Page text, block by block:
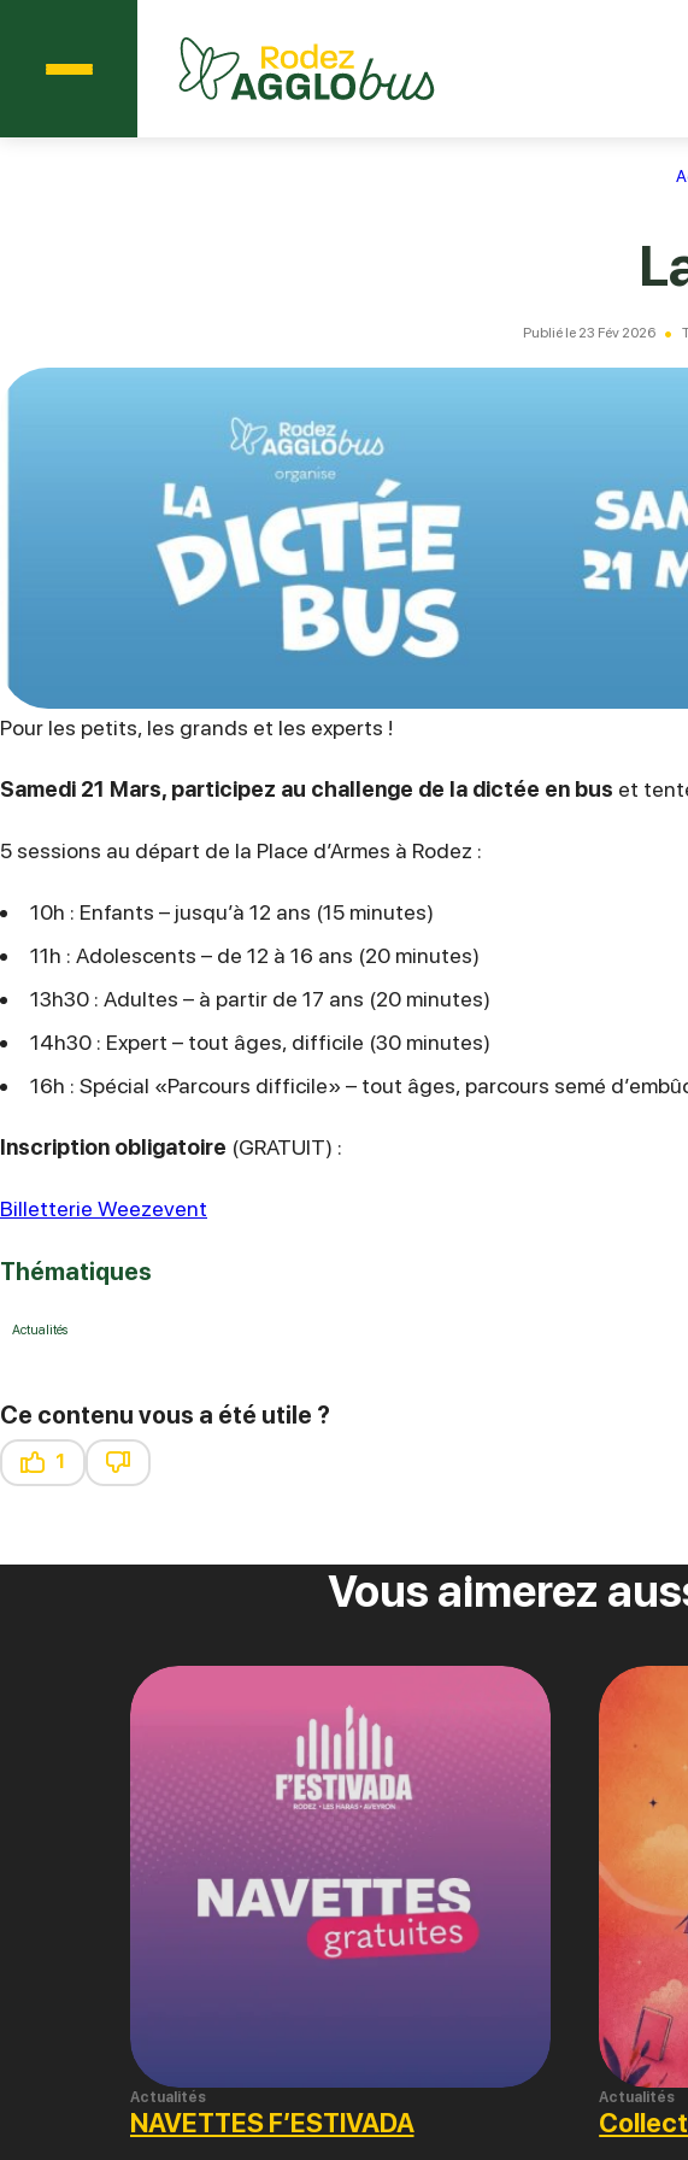
Publié le 23 Fév 2026
Pour les petits, les grands et les experts !
Samedi 21 Mars, participez au challenge de la dictée en bus et
5 sessions au départ de la Place d’Armes à Rodez :
10h : Enfants – jusqu’à 12 ans (15 minutes)
11h : Adolescents – de 12 à 16 ans (20 minutes)
13h30 : Adultes – à partir de 17 ans (20 minutes)
14h30 : Expert – tout âges, difficile (30 minutes)
16h : Spécial «Parcours difficile» – tout âges, parcours semé
Inscription obligatoire (GRATUIT) :
Billetterie Weezevent
Thématiques
Actualités
Ce contenu vous a été utile ?
1
Vous aimerez
NAVETTES F’ESTIVADA
Actualités Actualités